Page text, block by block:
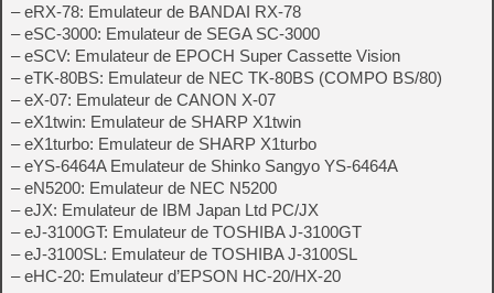
– eRX-78: Emulateur de BANDAI RX-78
– eSC-3000: Emulateur de SEGA SC-3000
– eSCV: Emulateur de EPOCH Super Cassette Vision
– eTK-80BS: Emulateur de NEC TK-80BS (COMPO BS/80)
– eX-07: Emulateur de CANON X-07
– eX1twin: Emulateur de SHARP X1twin
– eX1turbo: Emulateur de SHARP X1turbo
– eYS-6464A Emulateur de Shinko Sangyo YS-6464A
– eN5200: Emulateur de NEC N5200
– eJX: Emulateur de IBM Japan Ltd PC/JX
– eJ-3100GT: Emulateur de TOSHIBA J-3100GT
– eJ-3100SL: Emulateur de TOSHIBA J-3100SL
– eHC-20: Emulateur d’EPSON HC-20/HX-20